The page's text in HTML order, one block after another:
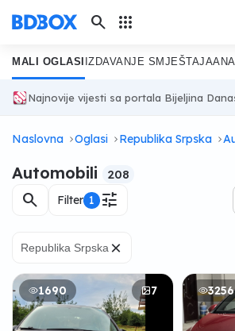
search apps
MALI OGLASI IZDAVANJE SMJEŠTAJA
Najnovije vijesti sa portala Bijeljina
Naslovna Oglasi Republika Srpska
Automobili 208
search Filter 1 tune
Republika Srpska×
1690 7 3256